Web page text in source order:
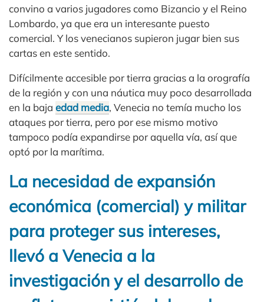
convino a varios jugadores como Bizancio y el Reino
Lombardo, ya que era un interesante puesto
comercial. Y los venecianos supieron jugar bien sus
cartas en este sentido.
Difícilmente accesible por tierra gracias a la orografía
de la región y con una náutica muy poco desarrollada
en la baja edad media, Venecia no temía mucho los
ataques por tierra, pero por ese mismo motivo
tampoco podía expandirse por aquella vía, así que
optó por la marítima.
La necesidad de expansión
económica (comercial) y militar
para proteger sus intereses,
llevó a Venecia a la
investigación y el desarrollo de